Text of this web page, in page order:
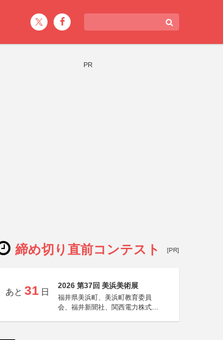
PR
締め切り直前コンテスト [PR]
あと 31 日
2026 第37回 美浜美術展
福井県美浜町、美浜町教育委員
会、福井新聞社、関西電力株式会